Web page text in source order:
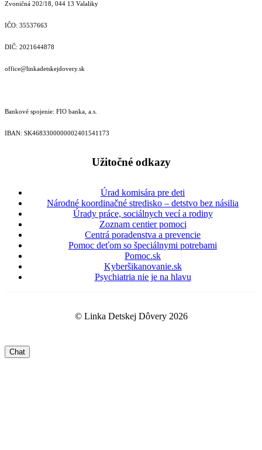
Zvoničná 202/18, 044 13 Valaliky
IČO: 35537663
DIČ: 2021644878
office@linkadetskejdovery.sk
Bankové spojenie: FIO banka, a.s.
IBAN: SK46833000000­02401541173
Užitočné odkazy
Úrad komisára pre deti
Národné koordinačné stredisko – detstvo bez násilia
Úrady práce, sociálnych vecí a rodiny
Zoznam centier pomoci
Centrá poradenstva a prevencie
Pomoc deťom so špeciálnymi potrebami
Pomoc.sk
Kyberšikanovanie.sk
Psychiatria nie je na hlavu
© Linka Detskej Dôvery 2026